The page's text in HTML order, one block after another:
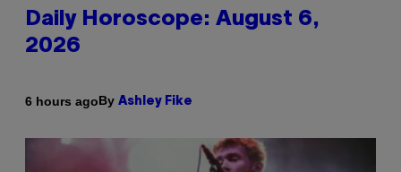
Daily Horoscope: August 6,
2026
6 hours agoBy Ashley Fike